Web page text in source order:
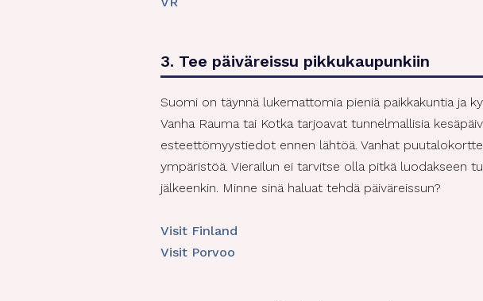
3. Tee päiväreissu pikkukaupunkiin
Suomi on täynnä lukemattomia pieniä paikkakuntia ja
Vanha Rauma tai Kotka tarjoavat tunnelmallisia
esteettömyystiedot ennen lähtöä. Vanhat
ympäristöä. Vierailun ei tarvitse olla pitkä luodakseen
jälkeenkin. Minne sinä haluat tehdä päiväreissun?
Visit Finland
Visit Porvoo